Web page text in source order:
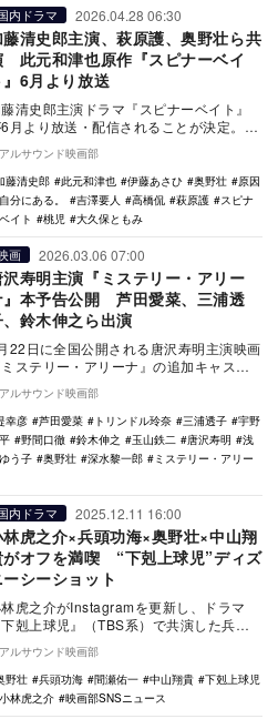
内ドラマ 2026.04.28 06:30
藤清史郎主演、萩原護、奥野壮ら共
此元和津也原作『スピナーベイ
』6月より放送
清史郎主演ドラマ『スピナーベイト』
月より放送・配信されることが決定。此
和津也の漫画を実写化する青春クライ
・サスペンス…
ルサウンド映画部
藤清史郎
此元和津也 伊藤あさひ 奥野壮
原因
分にある。
吉澤要人 高橋侃 萩原護
スピナ
イト
桃児 大久保ともみ
画 2026.03.06 07:00
沢寿明主演『ミステリー・アリー
』本予告公開 芦田愛菜、三浦透
、鈴木伸之ら出演
22日に全国公開される唐沢寿明主演映画
ミステリー・アリーナ』の追加キャスト
して、芦田愛菜、三浦透子、鈴木伸之、
リンドル…
ルサウンド映画部
幸彦
芦田愛菜 トリンドル玲奈 三浦透子
宇野
野間口徹 鈴木伸之 玉山鉄二 唐沢寿明
浅
う子
奥野壮 深水黎一郎
ミステリー・アリー
内ドラマ 2025.12.11 16:00
林虎之介×兵頭功海×奥野壮×中山翔
がオフを満喫 “下剋上球児”ディズ
ーシーショット
虎之介がInstagramを更新し、ドラマ
下剋上球児』（TBS系）で共演した兵頭
海、中山翔貴、奥野壮とともに東京ディ
ニ…
ルサウンド映画部
野壮
兵頭功海 間瀬佑一 中山翔貴
下剋上球児
林虎之介
映画部SNSニュース